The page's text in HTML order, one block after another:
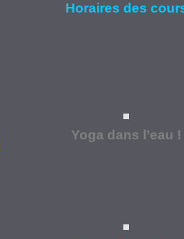
Horaires des
Yoga dans l’eau !